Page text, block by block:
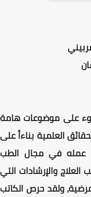
على موضوعات هامة
العلمية بناءاً على
عمله في مجال الطب
العلاج والإرشادات التي
ولقد حرص الكاتب